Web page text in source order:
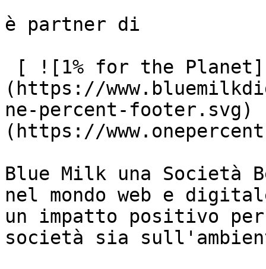
è partner di
(https://
ne-percent-footer.svg)
(https://
Blue Milk una
nel mondo web e
un impatto positivo
società sia